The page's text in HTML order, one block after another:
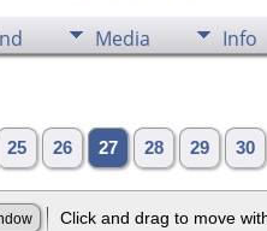
Media Info
25 26 27 28 29 30